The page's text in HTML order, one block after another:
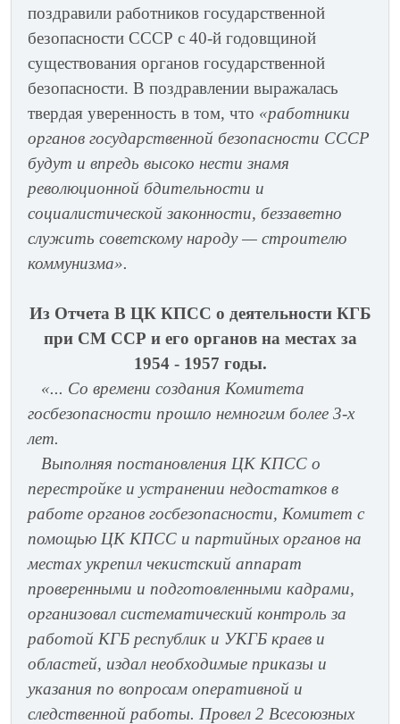
поздравили работников государственной
безопасности СССР с 40-й годовщиной
существования органов государственной
безопасности. В поздравлении выражалась
твердая уверенность в том, что «работники
органов государственной безопасности СССР
будут и впредь высоко нести знамя
революционной бдительности и
социалистической законности, беззаветно
служить советскому народу — строителю
коммунизма».
Из Отчета В ЦК КПСС о деятельности КГБ
при СМ ССР и его органов на местах за
1954 - 1957 годы.
«... Со времени создания Комитета
госбезопасности прошло немногим более 3-х
лет.
Выполняя постановления ЦК КПСС о
перестройке и устранении недостатков в
работе органов госбезопасности, Комитет с
помощью ЦК КПСС и партийных органов на
местах укрепил чекистский аппарат
проверенными и подготовленными кадрами,
организовал систематический контроль за
работой КГБ республик и УКГБ краев и
областей, издал необходимые приказы и
указания по вопросам оперативной и
следственной работы. Провел 2 Всесоюзных